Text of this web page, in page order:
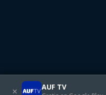
✕ AUF TV